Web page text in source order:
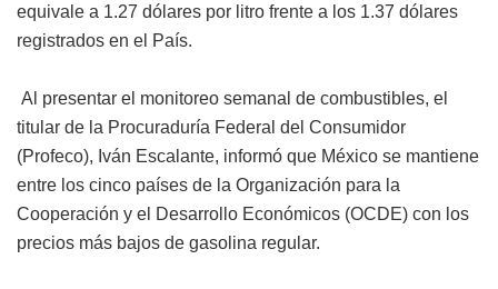
equivale a 1.27 dólares por litro frente a los 1.37 dólares
registrados en el País.
Al presentar el monitoreo semanal de combustibles, el
titular de la Procuraduría Federal del Consumidor
(Profeco), Iván Escalante, informó que México se mantiene
entre los cinco países de la Organización para la
Cooperación y el Desarrollo Económicos (OCDE) con los
precios más bajos de gasolina regular.